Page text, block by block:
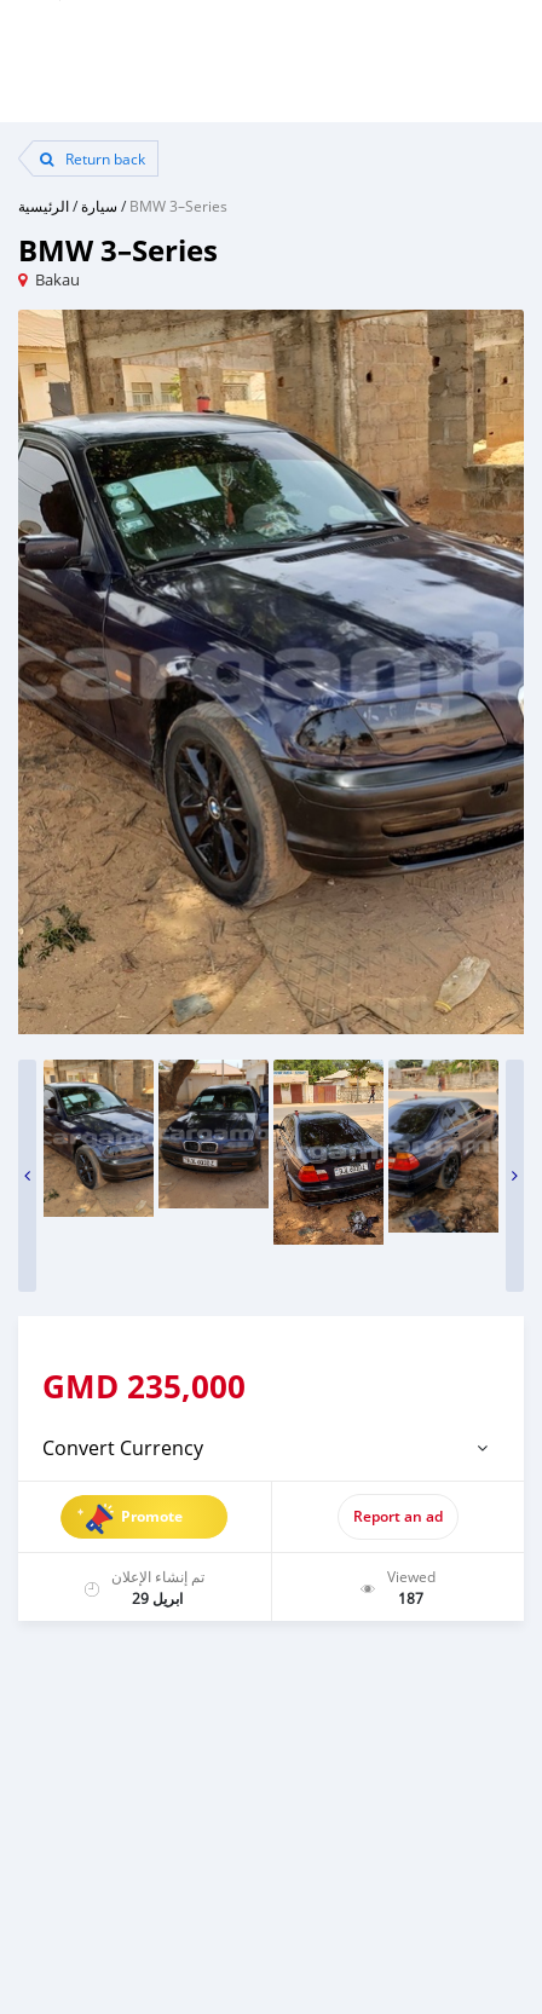
Return back
الرئيسية/سيارة /BMW 3–Series
BMW 3–Series
Bakau
GMD 235,000
Convert Currency
Promote Report an ad
تم إنشاء الإعلان
ابريل 29
Viewed
187